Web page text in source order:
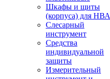
Шкафы и щиты
(корпуса) для НВА
Слесарный
инструмент
Средства
индивидуальной
защиты
Измерительный